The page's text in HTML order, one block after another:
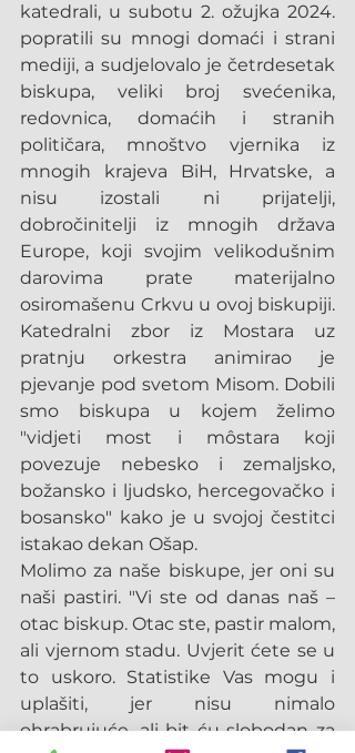
katedrali, u subotu 2. ožujka 2024.
popratili su mnogi domaći i strani
mediji, a sudjelovalo je četrdesetak
biskupa, veliki broj svećenika,
redovnica, domaćih i stranih
političara, mnoštvo vjernika iz
mnogih krajeva BiH, Hrvatske, a
nisu izostali ni prijatelji,
dobročinitelji iz mnogih država
Europe, koji svojim velikodušnim
darovima prate materijalno
osiromašenu Crkvu u ovoj biskupiji.
Katedralni zbor iz Mostara uz
pratnju orkestra animirao je
pjevanje pod svetom Misom. Dobili
smo biskupa u kojem želimo
"vidjeti most i môstara koji
povezuje nebesko i zemaljsko,
božansko i ljudsko, hercegovačko i
bosansko" kako je u svojoj čestitci
istakao dekan Ošap.
Molimo za naše biskupe, jer oni su
naši pastiri. "Vi ste od danas naš –
otac biskup. Otac ste, pastir malom,
ali vjernom stadu. Uvjerit ćete se u
to uskoro. Statistike Vas mogu i
uplašiti, jer nisu nimalo
ohrabrujuće, ali bit ću slobodan za